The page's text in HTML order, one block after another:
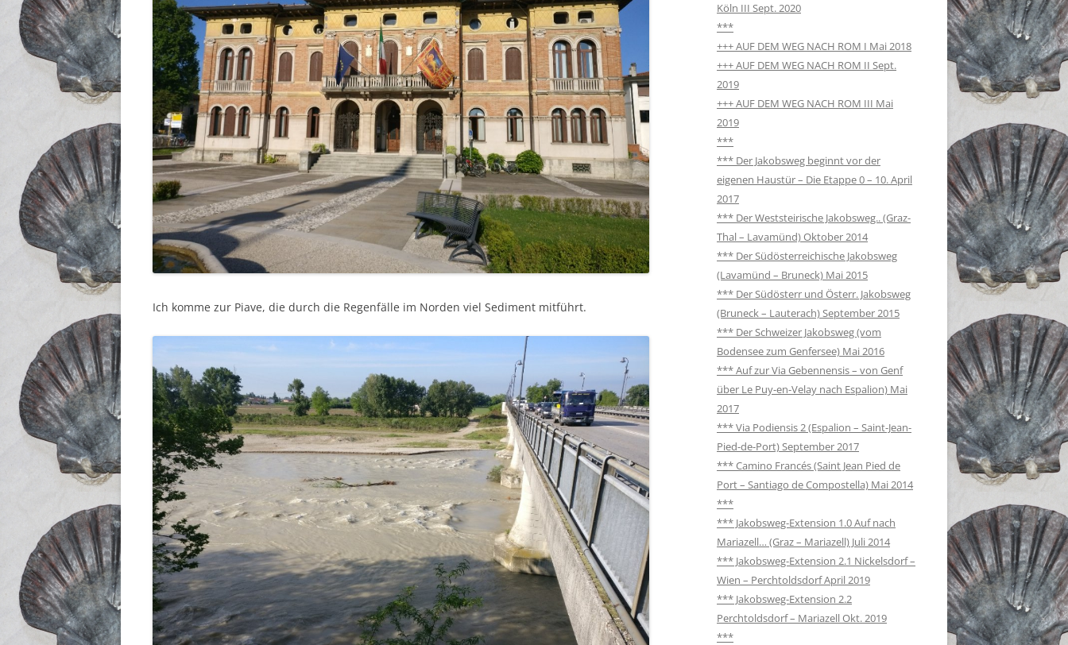
Ich komme zur Piave, die durch die Regenfälle im Norden viel Sediment mitführt.
Köln III Sept. 2020
***
+++ AUF DEM WEG NACH ROM I Mai 2018
+++ AUF DEM WEG NACH ROM II Sept.
2019
+++ AUF DEM WEG NACH ROM III Mai
2019
***
*** Der Jakobsweg beginnt vor der
eigenen Haustür – Die Etappe 0 – 10. April
2017
*** Der Weststeirische Jakobsweg.. (Graz-
Thal – Lavamünd) Oktober 2014
*** Der Südösterreichische Jakobsweg
(Lavamünd – Bruneck) Mai 2015
*** Der Südösterr und Österr. Jakobsweg
(Bruneck – Lauterach) September 2015
*** Der Schweizer Jakobsweg (vom
Bodensee zum Genfersee) Mai 2016
*** Auf zur Via Gebennensis – von Genf
über Le Puy-en-Velay nach Espalion) Mai
2017
*** Via Podiensis 2 (Espalion – Saint-Jean-
Pied-de-Port) September 2017
*** Camino Francés (Saint Jean Pied de
Port – Santiago de Compostella) Mai 2014
***
*** Jakobsweg-Extension 1.0 Auf nach
Mariazell… (Graz – Mariazell) Juli 2014
*** Jakobsweg-Extension 2.1 Nickelsdorf –
Wien – Perchtoldsdorf April 2019
*** Jakobsweg-Extension 2.2
Perchtoldsdorf – Mariazell Okt. 2019
***